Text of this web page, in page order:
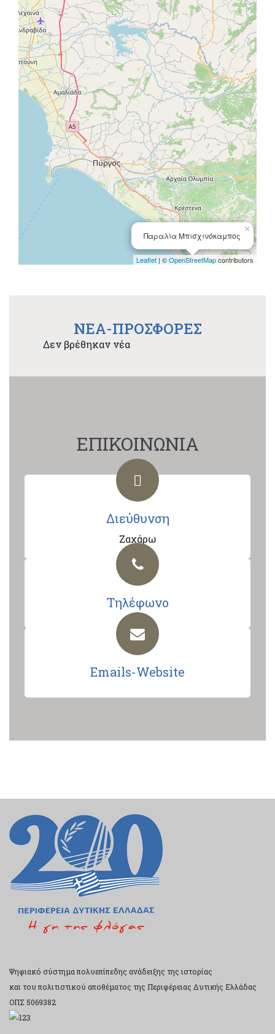
Παραλία Μπισχινόκαμπος
×
Leaflet | ©OpenStreetMapcontributors
NEA-ΠΡΟΣΦΟΡΕΣ
Δεν βρέθηκαν νέα
ΕΠΙΚΟΙΝΩΝΙΑ
Διεύθυνση
Ζαχάρω
Τηλέφωνο
Emails-Website
Ψηφιακό σύστημα πολυεπίπεδης ανάδειξης της ιστορίας
και του πολιτιστικού αποθέματος της Περιφέρειας Δυτικής Ελλάδας
ΟΠΣ 5069382